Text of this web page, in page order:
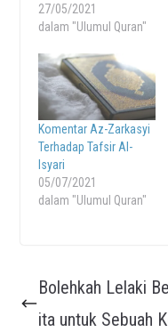
27/05/2021
dalam "Ulumul Quran"
Komentar Az-Zarkasyi
Terhadap Tafsir Al-
Isyari
05/07/2021
dalam "Ulumul Quran"
Bolehkah Lelaki
ita untuk Sebuah